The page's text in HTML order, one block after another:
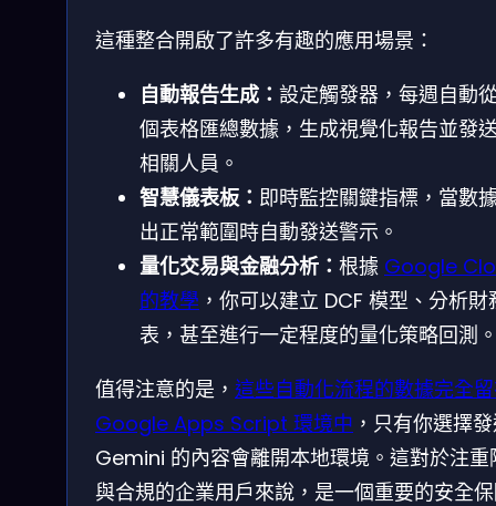
這種整合開啟了許多有趣的應用場景：
自動報告生成： 設定觸發器，每週自動
個表格匯總數據，生成視覺化報告並發
相關人員。
智慧儀表板： 即時監控關鍵指標，當數
出正常範圍時自動發送警示。
量化交易與金融分析： 根據 Google
的教學 ，你可以建立 DCF 模型、分析財
表，甚至進行一定程度的量化策略回測
值得注意的是， 這些自動化流程的數據完全
Google Apps Script 環境中 ，只有你選擇
Gemini 的內容會離開本地環境。這對於注重
與合規的企業用戶來說，是一個重要的安全